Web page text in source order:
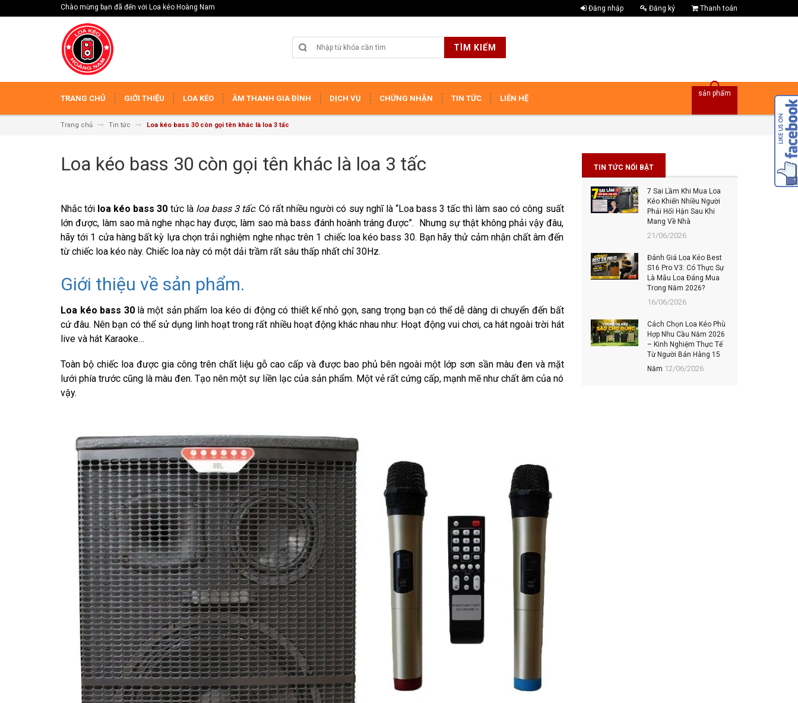
Chào mừng bạn đã đến với Loa kéo Hoàng Nam Đăng nhập Đăng ký Thanh toán
TÌM KIẾM
TRANG CHỦ GIỚI THIỆU LOA KÉO ÂM THANH GIA ĐÌNH DỊCH VỤ CHỨNG NHẬN TIN TỨC LIÊN HỆ
sản phẩm
Trang chủ Tin tức Loa kéo bass 30 còn gọi tên khác là loa 3 tấc
Loa kéo bass 30 còn gọi tên khác là loa 3 tấc
Nhắc tới loa kéo bass 30 tức là loa bass 3 tấc. Có rất nhiều người có suy nghĩ là “Loa bass 3 tấc thì làm sao có công suất
lớn được, làm sao mà nghe nhạc hay được, làm sao mà bass đánh hoành tráng được”. Nhưng sự thật không phải vậy đâu,
hãy tới 1 cửa hàng bất kỳ lựa chọn trải nghiệm nghe nhạc trên 1 chiếc loa kéo bass 30. Bạn hãy thử cảm nhận chất âm đến
từ chiếc loa kéo này. Chiếc loa này có một dải trầm rất sâu thấp nhất chỉ 30Hz.
Giới thiệu về sản phẩm.
Loa kéo bass 30là một sản phẩm loa kéo di động có thiết kế nhỏ gọn, sang trọng bạn có thể dễ dàng di chuyển đến bất
cứ đâu. Nên bạn có thể sử dụng linh hoạt trong rất nhiều hoạt động khác nhau như: Hoạt động vui chơi, ca hát ngoài trời hát
live và hát Karaoke…
Toàn bộ chiếc loa được gia công trên chất liệu gỗ cao cấp và được bao phủ bên ngoài một lớp sơn sần màu đen và mặt
lưới phía trước cũng là màu đen. Tạo nên một sự liền lạc của sản phẩm. Một vẻ rất cứng cấp, mạnh mẽ như chất âm của nó
vậy.
TIN TỨC NỔI BẬT
7 Sai Lầm Khi Mua Loa
Kéo Khiến Nhiều Người
Phải Hối Hận Sau Khi
Mang Về Nhà
21/06/2026
Đánh Giá Loa Kéo Best
S16 Pro V3: Có Thực Sự
Là Mẫu Loa Đáng Mua
Trong Năm 2026?
16/06/2026
Cách Chọn Loa Kéo Phù
Hợp Nhu Cầu Năm 2026
– Kinh Nghiệm Thực Tế
Từ Người Bán Hàng 15
Năm 12/06/2026